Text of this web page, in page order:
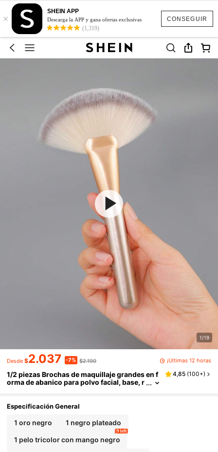
CONSEGUIR
×
SHEIN APP
Descarga la APP y gana ofertas exclusivas
(1,319)
1/19
Desde $2.037 -7% $2.190 ¡Últimas 12 horas
1/2 piezas Brochas de maquillaje grandes en f
orma de abanico para polvo facial, base, r
ramienta de belleza 3 en 1 para polvo suelto, fi
4,85 (100+)
Especificación General
1 oro negro 1 negro plateado
1 pelo tricolor con mango negro
9 left